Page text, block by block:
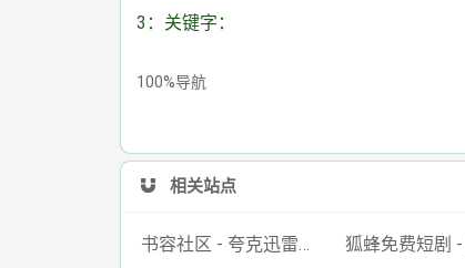
3：关键字：
100%导航
相关站点
书容社区 - 夸克迅雷百度网盘资源,网盘资源搜索,免费好用的云盘搜索引擎！